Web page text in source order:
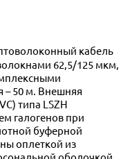
62,5/125 мкм,
– 50 м. Внешняя
типа LSZH
галогенов при
буферной
оплеткой из